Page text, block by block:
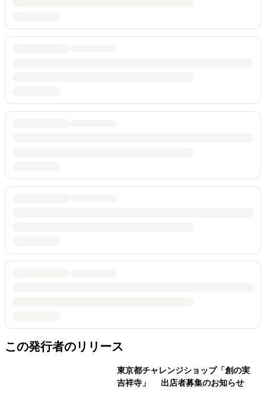
この発行者のリリース
東京都チャレンジショップ「創の実
吉祥寺」 出店者募集のお知らせ